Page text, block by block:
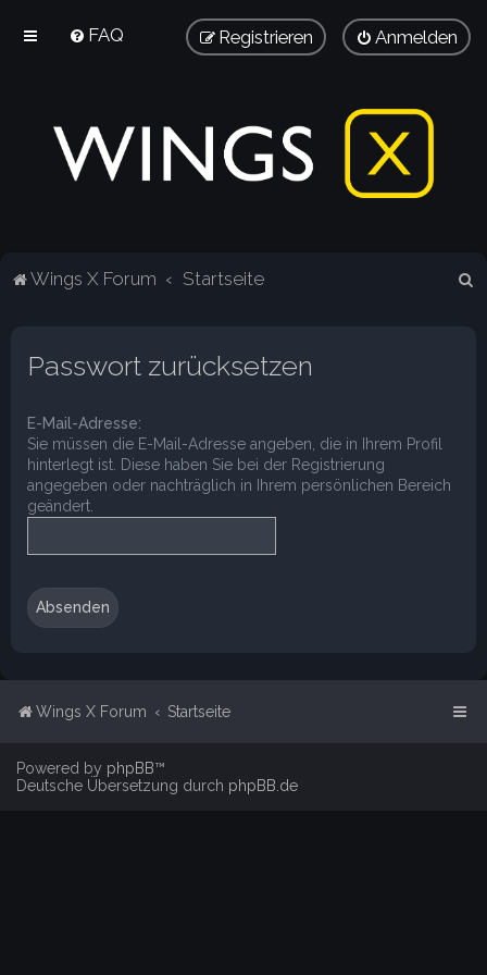
FAQ Anmelden
Registrieren
Wings X Forum Startseite
Passwort zurücksetzen
E-Mail-Adresse:
Sie müssen die E-Mail-Adresse angeben, die in Ihrem Profil
hinterlegt ist. Diese haben Sie bei der Registrierung
angegeben oder nachträglich in Ihrem persönlichen Bereich
geändert.
Wings X Forum Startseite
Powered by phpBB™
Deutsche Übersetzung durch phpBB.de